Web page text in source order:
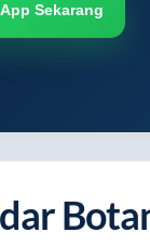
Sekarang